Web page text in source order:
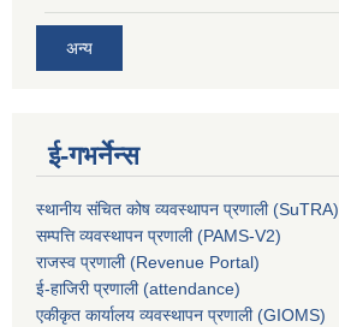
अन्य
ई-गभर्नेन्स
स्थानीय संचित कोष व्यवस्थापन प्रणाली (SuTRA)
सम्पत्ति व्यवस्थापन प्रणाली (PAMS-V2)
राजस्व प्रणाली (Revenue Portal)
ई-हाजिरी प्रणाली (attendance)
एकीकृत कार्यालय व्यवस्थापन प्रणाली (GIOMS)